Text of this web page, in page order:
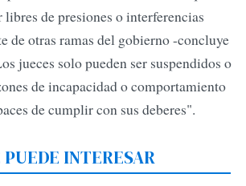
libres de presiones o interferencias
de otras ramas del gobierno -concluye
jueces solo pueden ser suspendidos o
de incapacidad o comportamiento
de cumplir con sus deberes".
INTERESAR